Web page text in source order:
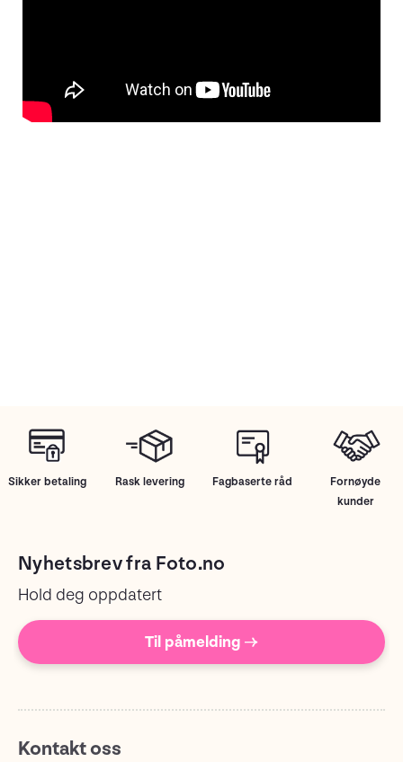
Sikker betaling Rask levering Fagbaserte råd
Fornøyde
kunder
Nyhetsbrev fra Foto.no
Hold deg oppdatert
Til påmelding →
Kontakt oss